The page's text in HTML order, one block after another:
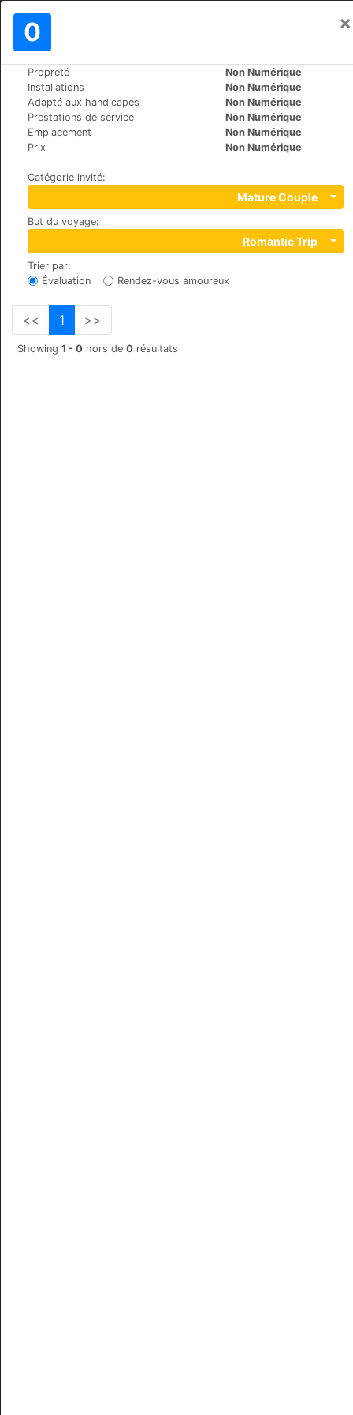
0 ×
Propreté
Non Numérique
Installations
Non Numérique
Adapté aux handicapés
Non Numérique
Prestations de service
Non Numérique
Emplacement
Non Numérique
Prix
Non Numérique
Catégorie invité:
Mature Couple
But du voyage:
Romantic Trip
Trier par:
Évaluation
Rendez-vous amoureux
<< 1 >>
Showing 1 - 0 hors de 0 résultats
Le Monde>
Hotel Europa St. Moritz
+41 (0)8395555
Via Suot Chesas 9, 7512, Champfèr